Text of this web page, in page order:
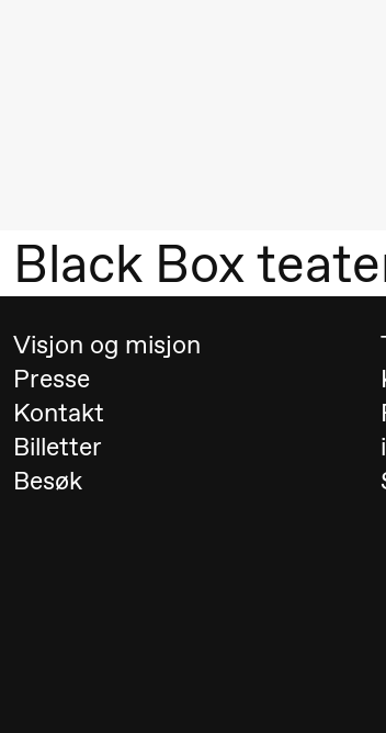
19.00
Rosalind
Goldberg
Saturation
Lørdag 26. september
19.00
Black Box
Visjon og misjon
Presse
Kontakt
Billetter
Besøk